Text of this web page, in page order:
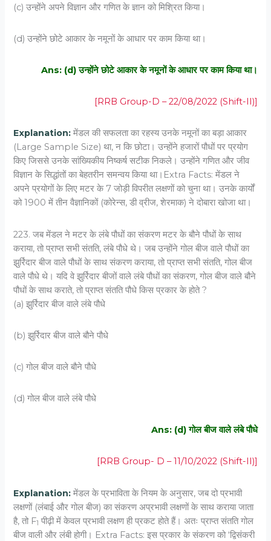
(c) उन्होंने अपने विज्ञान और गणित के ज्ञान को मिश्रित किया।
(d) उन्होंने छोटे आकार के नमूनों के आधार पर काम किया था।
Ans: (d) उन्होंने छोटे आकार के नमूनों के आधार पर काम किया था।
[RRB Group-D – 22/08/2022 (Shift-II)]
Explanation:मेंडल की सफलता का रहस्य उनके नमूनों का बड़ा आकार
(Large Sample Size) था, न कि छोटा। उन्होंने हजारों पौधों पर प्रयोग
किए जिससे उनके सांख्यिकीय निष्कर्ष सटीक निकले। उन्होंने गणित और जीव
विज्ञान के सिद्धांतों का बेहतरीन समन्वय किया था।Extra Facts: मेंडल ने
अपने प्रयोगों के लिए मटर के 7 जोड़ी विपरीत लक्षणों को चुना था। उनके कार्यों
को 1900 में तीन वैज्ञानिकों (कोरेन्स, डी व्रीज, शेरमाक) ने दोबारा खोजा था।
223. जब मेंडल ने मटर के लंबे पौधों का संकरण मटर के बौने पौधों के साथ
कराया, तो प्राप्त सभी संतति, लंबे पौधे थे। जब उन्होंने गोल बीज वाले पौधों का
झुर्रिदार बीज वाले पौधों के साथ संकरण कराया, तो प्राप्त सभी संतति, गोल बीज
वाले पौधे थे। यदि वे झुर्रिदार बीजों वाले लंबे पौधों का संकरण, गोल बीज वाले बौने
पौधों के साथ कराते, तो प्राप्त संतति पौधे किस प्रकार के होते ?
(a) झुर्रिदार बीज वाले लंबे पौधे
(b) झुर्रिदार बीज वाले बौने पौधे
(c) गोल बीज वाले बौने पौधे
(d) गोल बीज वाले लंबे पौधे
Ans: (d) गोल बीज वाले लंबे पौधे
[RRB Group- D – 11/10/2022 (Shift-II)]
Explanation:मेंडल के प्रभाविता के नियम के अनुसार, जब दो प्रभावी
लक्षणों (लंबाई और गोल बीज) का संकरण अप्रभावी लक्षणों के साथ कराया जाता
है, तो F1 पीढ़ी में केवल प्रभावी लक्षण ही प्रकट होते हैं। अतः प्राप्त संतति गोल
बीज वाली और लंबी होगी। Extra Facts: इस प्रकार के संकरण को ‘द्विसंकरी